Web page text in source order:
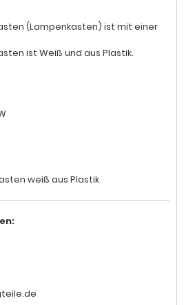
(Lampenkasten) ist mit einer
ist Weiß und aus Plastik.
weiß aus Plastik